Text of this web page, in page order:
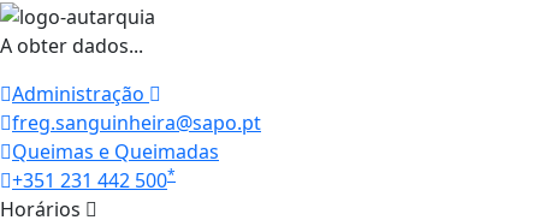
A obter dados...
Administração
freg.sanguinheira@sapo.pt
Queimas e Queimadas
+351 231 442 500*
Horários